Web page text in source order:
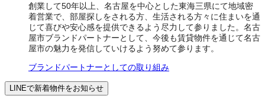
創業して50年以上、名古屋を中心とした東海三県にて地域密
着営業で、部屋探しをされる方、生活される方々に住まいを通
じて喜びや安心感を提供できるよう尽力して参りました。名古
屋市ブランドパートナーとして、今後も賃貸物件を通じて名古
屋市の魅力を発信していけるよう努めて参ります。
ブランドパートナーとしての取り組み
LINEで新着物件をお知らせ